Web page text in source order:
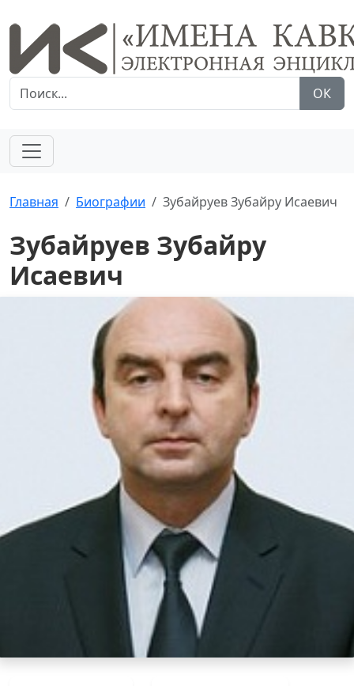
ОК
Главная Биографии Зубайруев Зубайру Исаевич
Зубайруев Зубайру
Исаевич